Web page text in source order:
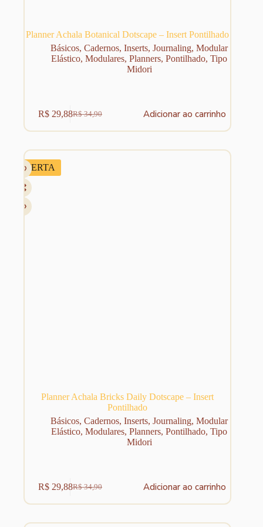
Planner Achala Botanical Dotscape – Insert Pontilhado
Básicos,Cadernos,Inserts,Journaling,Modular
Elástico,Modulares,Planners,Pontilhado,Tipo
Midori
R$34,90
O
preço
era:
R$ 29,88O
preço
é:
Adicionar ao carrinho
OFERTA
Planner Achala Bricks Daily Dotscape – Insert
Pontilhado
Básicos,Cadernos,Inserts,Journaling,Modular
Elástico,Modulares,Planners,Pontilhado,Tipo
Midori
R$34,90
O
preço
era:
R$ 29,88O
preço
é:
Adicionar ao carrinho